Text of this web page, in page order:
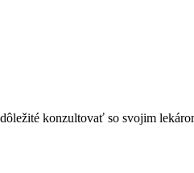
konzultovať​ so svojim